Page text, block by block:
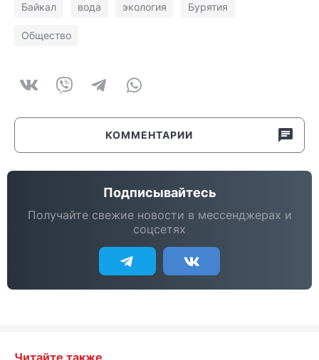
Байкал вода экология Бурятия
Общество
КОММЕНТАРИИ
Подписывайтесь
Получайте свежие новости в мессенджерах и
соцсетях